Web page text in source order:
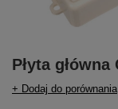
Płyta
+ Dodaj do porównania